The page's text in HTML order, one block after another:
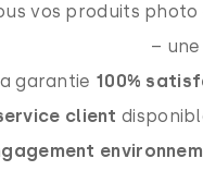
vos produits photo
– une
garantie 100%
client